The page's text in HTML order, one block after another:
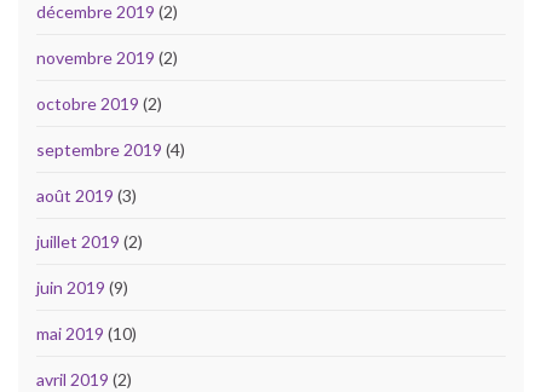
décembre 2019 (2)
novembre 2019 (2)
octobre 2019 (2)
septembre 2019 (4)
août 2019 (3)
juillet 2019 (2)
juin 2019 (9)
mai 2019 (10)
avril 2019 (2)